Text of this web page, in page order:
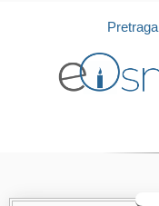
Isprobajte našu